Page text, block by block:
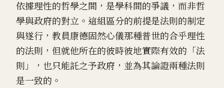
依據理性的哲學之間，是學科間的爭議，而非哲
學與政府的對立。這組區分的前提是法則的制定
與遂行，教員康德固然心儀那種普世的合乎理性
的法則，但就他所在的彼時彼地實際有效的「法
則」，也只能託之予政府，並為其論證兩種法則
是一致的。